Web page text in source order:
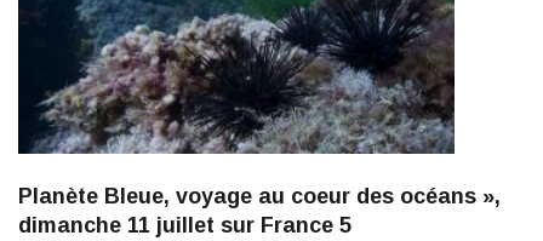
Planète Bleue, voyage au coeur des océans »,
dimanche 11 juillet sur France 5